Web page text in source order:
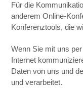
Für die
anderem Online-
Konferenztools, die
Wenn Sie mit uns
Internet
Daten von uns und
und verarbeitet.